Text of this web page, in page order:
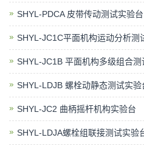
SHYL-PDCA 皮带传动测试实验台
SHYL-JC1C平面机构运动分析测
SHYL-JC1B 平面机构多级组合测
SHYL-LDJB 螺栓动静态测试实验
SHYL-JC2 曲柄摇杆机构实验台
SHYL-LDJA螺栓组联接测试实验